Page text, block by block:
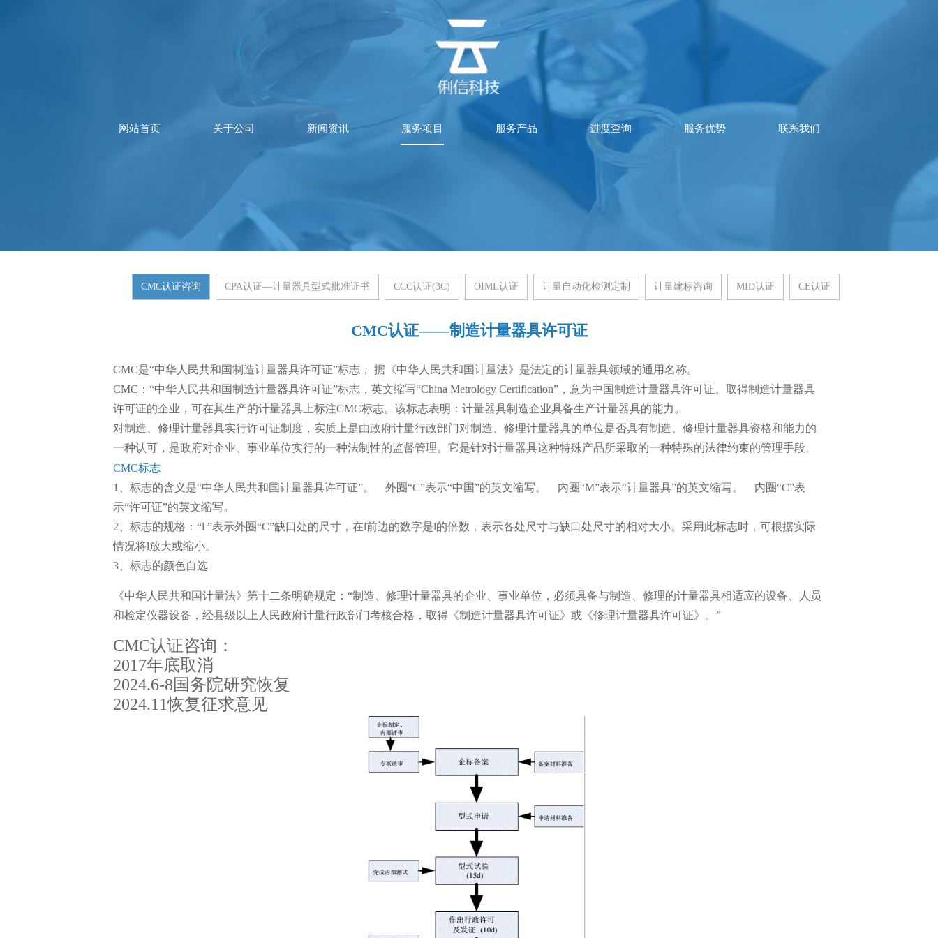
网站首页 关于公司 新闻资讯 服务项目 服务产品 进度查询 服务优势 联系我们
CMC认证咨询 CPA认证—计量器具型式批准证书 CCC认证(3C) OIML认证 计量自动化检测定制 计量建标咨询 MID认证 CE认证
CMC认证——制造计量器具许可证
CMC是“中华人民共和国制造计量器具许可证”标志， 据《中华人民共和国计量法》是法定的计量器具领域的通用名称。
CMC：“中华人民共和国制造计量器具许可证”标志，英文缩写“China Metrology Certification”，意为中国制造计量器具许可证。取得制造计量器具
许可证的企业 ，可在其生产的计量器具上标注CMC标志。该标志表明：计量器具制造企业具备生产计量器具的能力。
对制造、修理计量器具实行许可证制度，实质上是由政府计量行政部门对制造、修理计量器具的单位是否具有制造、修理计量器具资格和能力的
一种认可，是政府对企业、事业单位实行的一种法制性的监督管理。它是针对计量器具这种特殊产品所采取的一种特殊的法律约束的管理手段。
CMC标志
1、标志的含义是“中华人民共和国计量器具许可证”。 外圈“C”表示“中国”的英文缩写。 内圈“M”表示“计量器具”的英文缩写。 内圈“C”表
示“许可证”的英文缩写。
2、标志的规格：“l ”表示外圈“C”缺口处的尺寸，在l前边的数字是l的倍数，表示各处尺寸与缺口处尺寸的相对大小。采用此标志时，可根据实际
情况将l放大或缩小。
3、标志的颜色自选
《中华人民共和国计量法》第十二条明确规定：“制造、修理计量器具的企业、事业单位，必须具备与制造、修理的计量器具相适应的设备、人员
和检定仪器设备，经县级以上人民政府计量行政部门考核合格，取得《制造计量器具许可证》或《修理计量器具许可证》。”
CMC认证咨询：
2017年底取消
2024.6-8国务院研究恢复
2024.11恢复征求意见